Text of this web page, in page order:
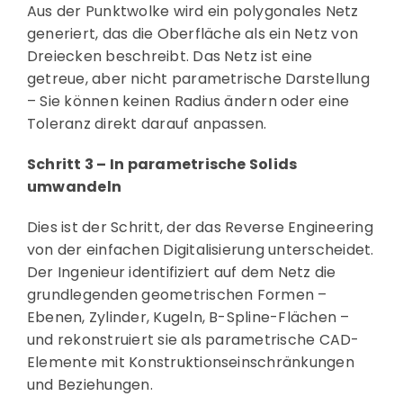
Aus der Punktwolke wird ein polygonales Netz
generiert, das die Oberfläche als ein Netz von
Dreiecken beschreibt. Das Netz ist eine
getreue, aber nicht parametrische Darstellung
– Sie können keinen Radius ändern oder eine
Toleranz direkt darauf anpassen.
Schritt 3 – In parametrische Solids
umwandeln
Dies ist der Schritt, der das Reverse Engineering
von der einfachen Digitalisierung unterscheidet.
Der Ingenieur identifiziert auf dem Netz die
grundlegenden geometrischen Formen –
Ebenen, Zylinder, Kugeln, B-Spline-Flächen –
und rekonstruiert sie als parametrische CAD-
Elemente mit Konstruktionseinschränkungen
und Beziehungen.